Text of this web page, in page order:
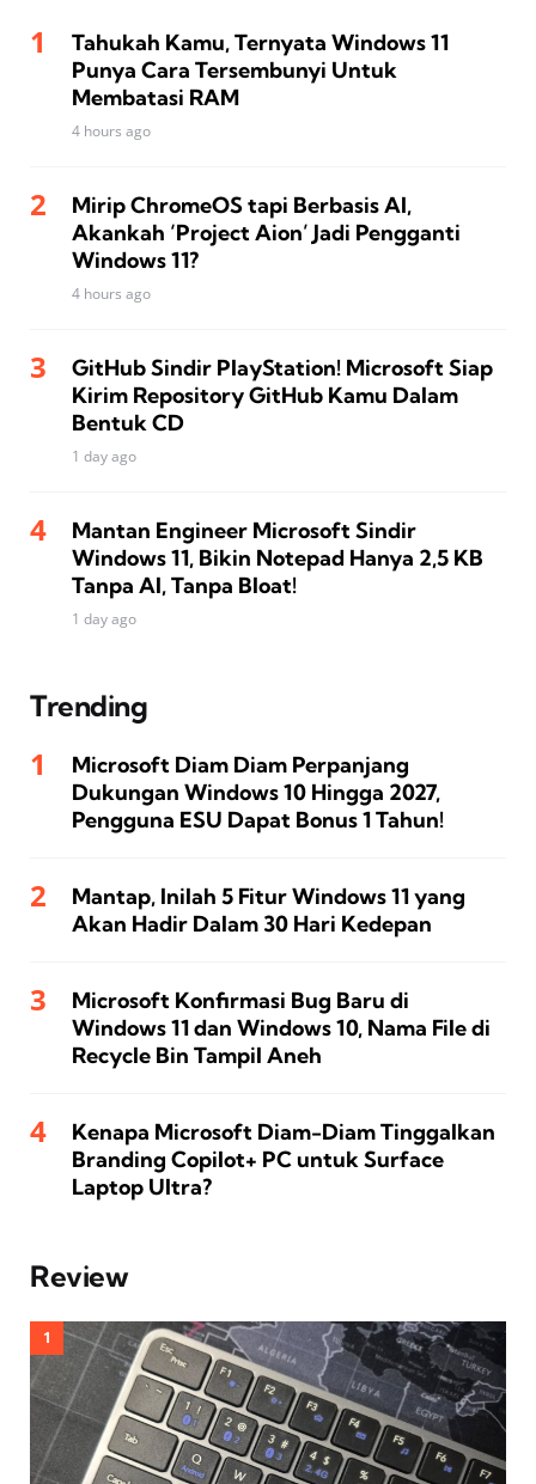
Tahukah Kamu, Ternyata Windows 11
Punya Cara Tersembunyi Untuk
Membatasi RAM
4 hours ago
Mirip ChromeOS tapi Berbasis AI,
Akankah ‘Project Aion’ Jadi Pengganti
Windows 11?
4 hours ago
GitHub Sindir PlayStation! Microsoft Siap
Kirim Repository GitHub Kamu Dalam
Bentuk CD
1 day ago
Mantan Engineer Microsoft Sindir
Windows 11, Bikin Notepad Hanya 2,5 KB
Tanpa AI, Tanpa Bloat!
1 day ago
Trending
Microsoft Diam Diam Perpanjang
Dukungan Windows 10 Hingga 2027,
Pengguna ESU Dapat Bonus 1 Tahun!
Mantap, Inilah 5 Fitur Windows 11 yang
Akan Hadir Dalam 30 Hari Kedepan
Microsoft Konfirmasi Bug Baru di
Windows 11 dan Windows 10, Nama File di
Recycle Bin Tampil Aneh
Kenapa Microsoft Diam-Diam Tinggalkan
Branding Copilot+ PC untuk Surface
Laptop Ultra?
Review